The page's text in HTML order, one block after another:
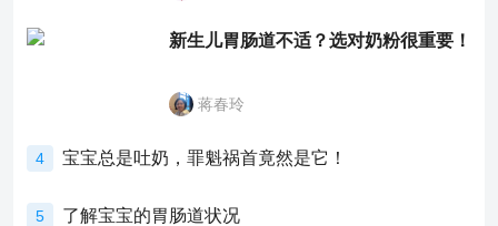
新生儿胃肠道不适？选对奶粉很重要！
蒋春玲
4 宝宝总是吐奶，罪魁祸首竟然是它！
5 了解宝宝的胃肠道状况